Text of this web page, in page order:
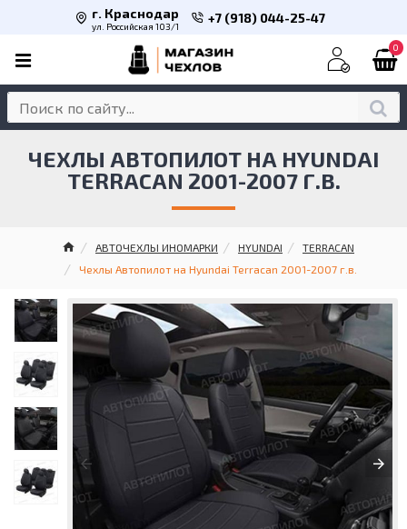
г. Краснодар
ул. Российская 103/1
+7 (918) 044-25-47
0
АВТОЧЕХЛЫ ИНОМАРКИ HYUNDAI
TERRACAN
Чехлы Автопилот на Hyundai Terracan 2001-2007 г.в.
ЧЕХЛЫ АВТОПИЛОТ НА HYUNDAI
TERRACAN 2001-2007 Г.В.